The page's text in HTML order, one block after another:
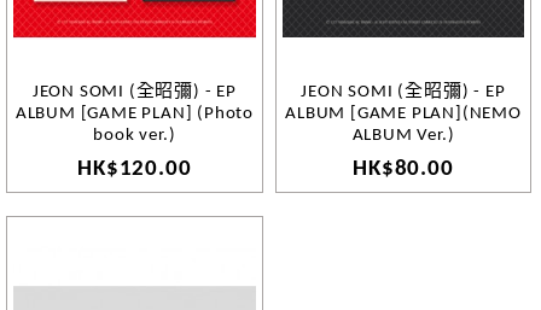
JEON SOMI (全昭彌) - EP
ALBUM [GAME PLAN] (Photo
book ver.)
HK$120.00
JEON SOMI (全昭彌) - EP
ALBUM [GAME PLAN](NEMO
ALBUM Ver.)
HK$80.00